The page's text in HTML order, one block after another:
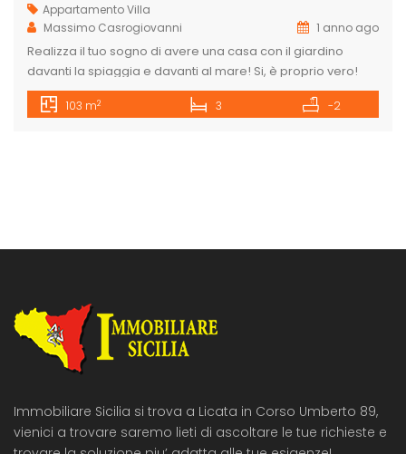
AppartamentoVilla
Massimo Casrogiovanni
1 anno ago
Realizza il tuo sogno di avere una casa con il giardino
davanti la spiaggia e davanti al mare! Si, è proprio vero!
Puoi comprare uno dei pochi immobili in vendita in regola
con le normative edilizie ed urbanistiche, tutto
103 m2 3 -2
Immobiliare Sicilia si trova a Licata in Corso Umberto 89,
vienici a trovare saremo lieti di ascoltare le tue richieste e